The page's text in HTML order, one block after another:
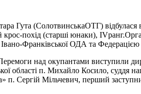
Гута (СолотвинськаОТГ) відбулася
похід (старші юнаки),
Франківської ОДА та Федерацією
над окупантами виступили
п. Михайло Косило, суддя
Сергій Мільчевич, перший